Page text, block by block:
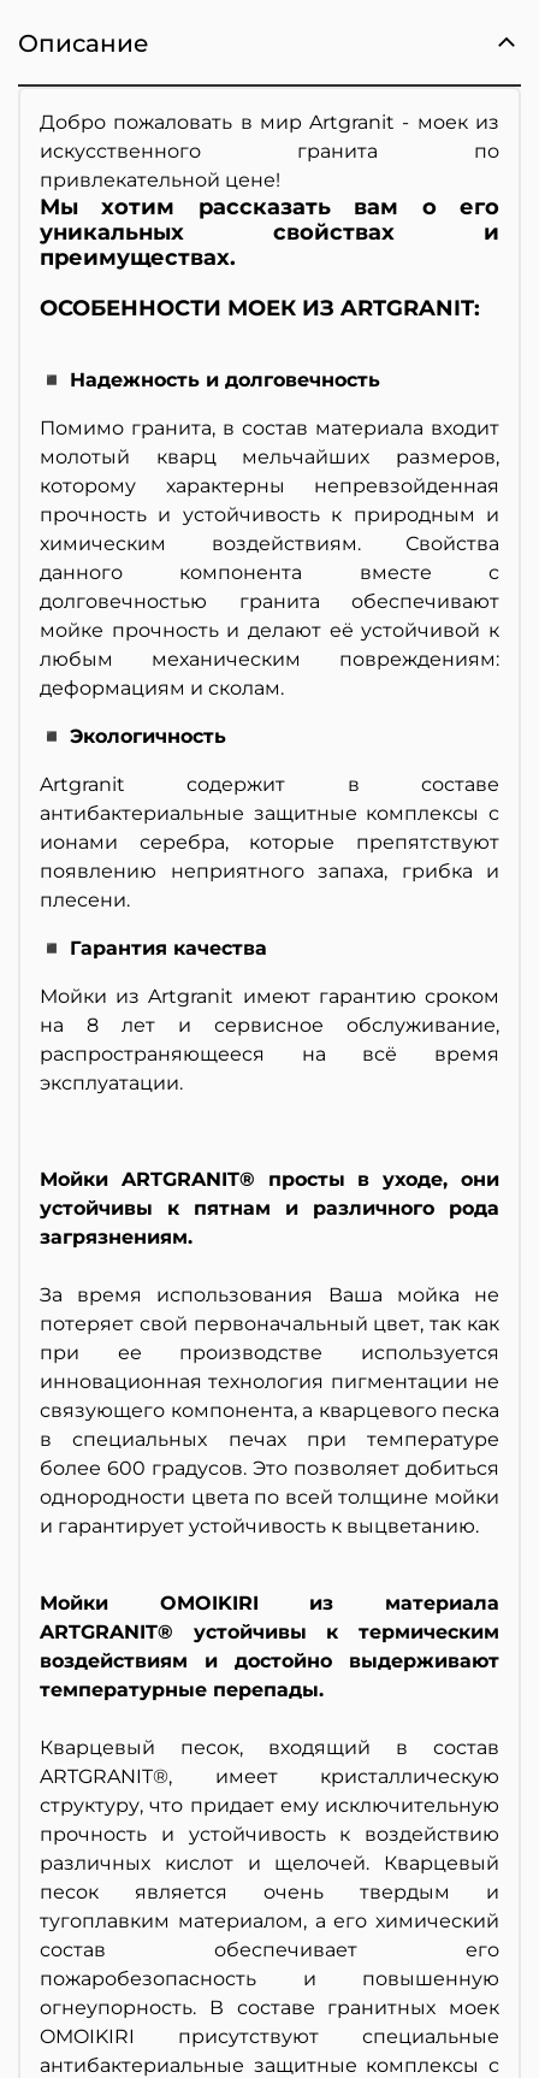
Описание
Добро пожаловать в мир Artgranit - моек из
искусственного гранита по
привлекательной цене!
Мы хотим рассказать вам о его
уникальных свойствах и
преимуществах.
ОСОБЕННОСТИ МОЕК ИЗ ARTGRANIT:
◾ Надежность и долговечность
Помимо гранита, в состав материала входит
молотый кварц мельчайших размеров,
которому характерны непревзойденная
прочность и устойчивость к природным и
химическим воздействиям. Свойства
данного компонента вместе с
долговечностью гранита обеспечивают
мойке прочность и делают её устойчивой к
любым механическим повреждениям:
деформациям и сколам.
◾ Экологичность
Artgranit содержит в составе
антибактериальные защитные комплексы с
ионами серебра, которые препятствуют
появлению неприятного запаха, грибка и
плесени.
◾ Гарантия качества
Мойки из Artgranit имеют гарантию сроком
на 8 лет и сервисное обслуживание,
распространяющееся на всё время
эксплуатации.
Мойки ARTGRANIT® просты в уходе, они
устойчивы к пятнам и различного рода
загрязнениям.
За время использования Ваша мойка не
потеряет свой первоначальный цвет, так как
при ее производстве используется
инновационная технология пигментации не
связующего компонента, а кварцевого песка
в специальных печах при температуре
более 600 градусов. Это позволяет добиться
однородности цвета по всей толщине мойки
и гарантирует устойчивость к выцветанию.
Мойки OMOIKIRI из материала
ARTGRANIT® устойчивы к термическим
воздействиям и достойно выдерживают
температурные перепады.
Кварцевый песок, входящий в состав
ARTGRANIT®, имеет кристаллическую
структуру, что придает ему исключительную
прочность и устойчивость к воздействию
различных кислот и щелочей. Кварцевый
песок является очень твердым и
тугоплавким материалом, а его химический
состав обеспечивает его
пожаробезопасность и повышенную
огнеупорность. В составе гранитных моек
OMOIKIRI присутствуют специальные
антибактериальные защитные комплексы с